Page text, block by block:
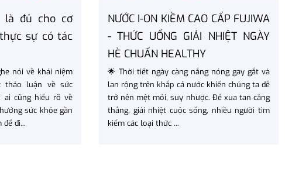
là đủ cho cơ
sự có tác
nói về khái niệm
thảo luận về sức
ai cũng hiểu rõ về
sức khỏe gần
đi...
NƯỚC I-ON KIỀM CAO CẤP FUJIWA
- THỨC UỐNG GIẢI NHIỆT NGÀY
HÈ CHUẨN HEALTHY
🌟 Thời tiết ngày càng nắng nóng gay gắt và
lan rộng trên khắp cả nước khiến chúng ta dễ
trở nên mệt mỏi, suy nhược. Để xua tan căng
thẳng, giải nhiệt cuộc sống, nhiều người tìm
kiếm các loại thức ...